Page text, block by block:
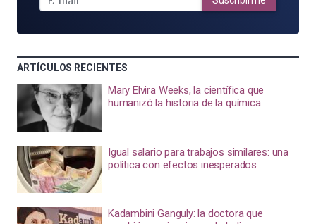
ARTÍCULOS RECIENTES
Mary Elvira Weeks, la científica que
humanizó la historia de la química
Igual salario para trabajos similares: una
política con efectos inesperados
Kadambini Ganguly: la doctora que